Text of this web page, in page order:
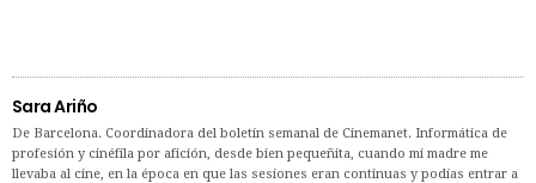
Sara Ariño
De Barcelona. Coordinadora del boletín semanal de Cinemanet. Informática de
profesión y cinéfila por afición, desde bien pequeñita, cuando mi madre me
llevaba al cine, en la época en que las sesiones eran continuas y podías entrar a